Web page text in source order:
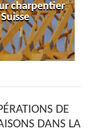
charpentier
Suisse
DE
DANS LA